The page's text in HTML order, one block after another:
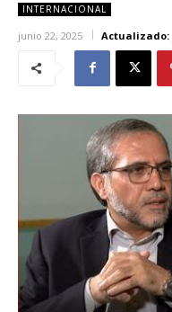
INTERNACIONAL
junio 22, 2025 Actualizado: